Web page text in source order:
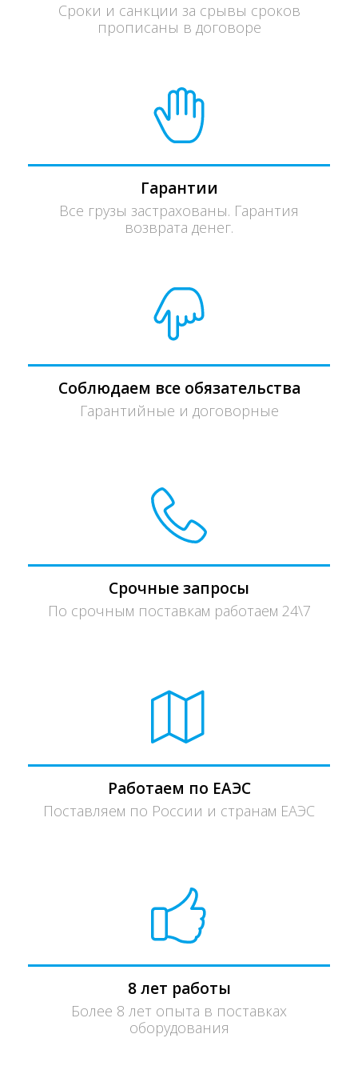
Сроки и санкции за срывы сроков
прописаны в договоре
Гарантии
Все грузы застрахованы. Гарантия
возврата денег.
Соблюдаем все обязательства
Гарантийные и договорные
Срочные запросы
По срочным поставкам работаем 24\7
Работаем по ЕАЭС
Поставляем по России и странам ЕАЭС
8 лет работы
Более 8 лет опыта в поставках
оборудования